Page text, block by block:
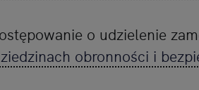
o udzielenie
obronności i